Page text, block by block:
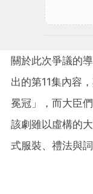
關於此次爭議的
出的第11集內容
冕冠」，而大臣
該劇雖以虛構的
式服裝、禮法與